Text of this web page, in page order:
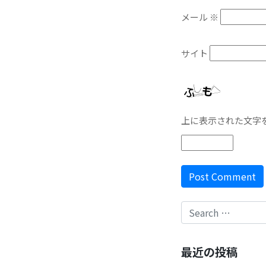
メール ※
サイト
上に表示された文字
最近の投稿